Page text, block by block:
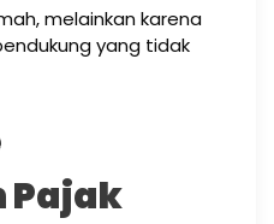
melainkan karena
yang tidak
Pajak